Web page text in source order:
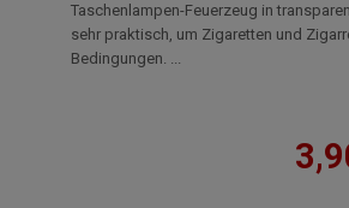
Taschenlampen-Feuerzeug in
sehr praktisch, um Zigaretten und
Bedingungen. ...